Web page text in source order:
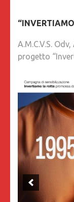
A.M.C.V.S.
progetto